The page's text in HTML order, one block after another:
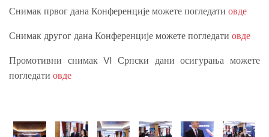
Снимак првог дана Конференције можете погледати овде
Снимак другог дана Конференције можете погледати овде
Промотивни снимак VI Српски дани осигурања можете
погледати овде